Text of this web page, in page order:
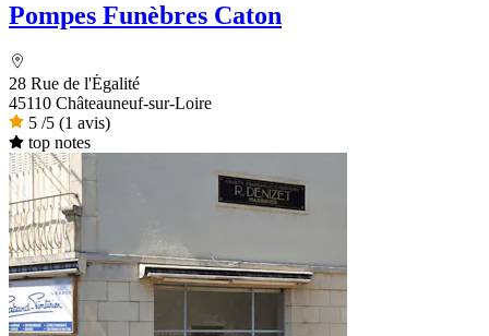
Pompes Funèbres Caton
28 Rue de l'Égalité
45110 Châteauneuf-sur-Loire
5 /5 (1 avis)
top notes